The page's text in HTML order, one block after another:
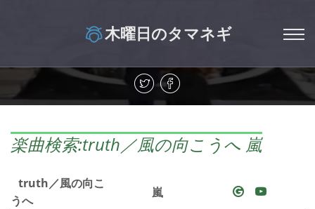
木曜日のタマネギ
楽曲検索:truth／風の向こうへ 嵐
truth／風の向こ
うへ
嵐